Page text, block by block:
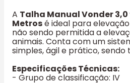
A Talha Manual Vonder 3,0
Metrosé ideal para
não sendo permitida a
animais. Conta com um
simples, ágil e prático,
Especificações Técnicas:
- Grupo de classificação: IV